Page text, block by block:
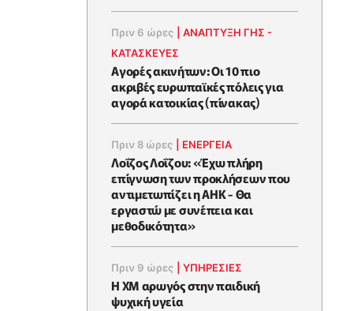
Πριν 6 ώρες |ΑΝΑΠΤΥΞΗ ΓΗΣ -
ΚΑΤΑΣΚΕΥΕΣ
Αγορές ακινήτων: Οι 10 πιο
ακριβές ευρωπαϊκές πόλεις για
αγορά κατοικίας (πίνακας)
Πριν 8 ώρες ΕΝΈΡΓΕΙΑ
Λοΐζος Λοΐζου: «Έχω πλήρη
επίγνωση των προκλήσεων που
αντιμετωπίζει η ΑΗΚ - Θα
εργαστώ με συνέπεια και
μεθοδικότητα»
Πριν 9 ώρες |ΥΠΗΡΕΣΙΕΣ
Η XM αρωγός στην παιδική
ψυχική υγεία